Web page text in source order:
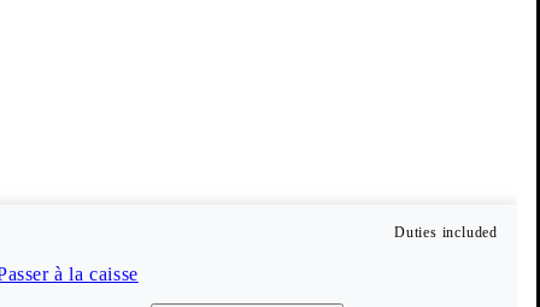
Duties included
à la caisse